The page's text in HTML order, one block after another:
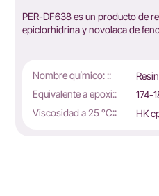
PER-DF638 es un producto de
epiclorhidrina y novolaca de
Nombre químico: ::
Equivalente a epoxi::
174-
Viscosidad a 25 °C::
HK